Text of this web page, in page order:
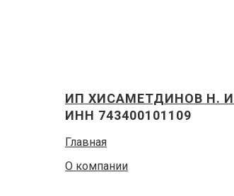
ИП ХИСАМЕТДИНОВ Н.
ИНН 743400101109
Главная
О компании